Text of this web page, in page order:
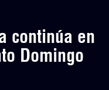
continúa en
Domingo